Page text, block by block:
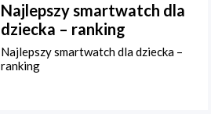
Najlepszy smartwatch dla
dziecka – ranking
Najlepszy smartwatch dla dziecka –
ranking